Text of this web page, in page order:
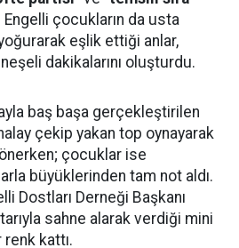
çocukların da usta
eşlik ettiği anlar,
dakikalarını oluşturdu.
baş başa gerçekleştirilen
çekip yakan top oynayarak
çocuklar ise
büyüklerinden tam not aldı.
Dostları Derneği Başkanı
sahne alarak verdiği mini
kattı.